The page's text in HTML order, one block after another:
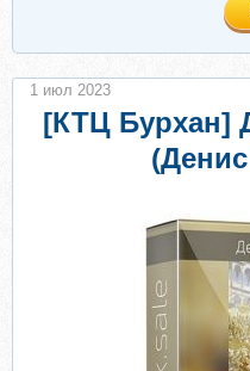
[КТЦ Бурхан]
1 июл 2023